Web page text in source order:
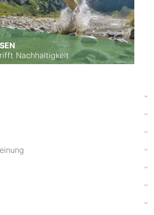
Nachhaltigkeit